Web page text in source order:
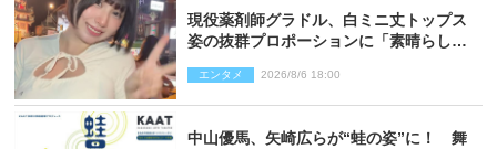
現役薬剤師グラドル、白ミニ丈トップス
姿の抜群プロポーションに「素晴らしす
エンタメ 2026/8/6 18:00
中山優馬、矢崎広らが“蛙の姿”に！ 舞